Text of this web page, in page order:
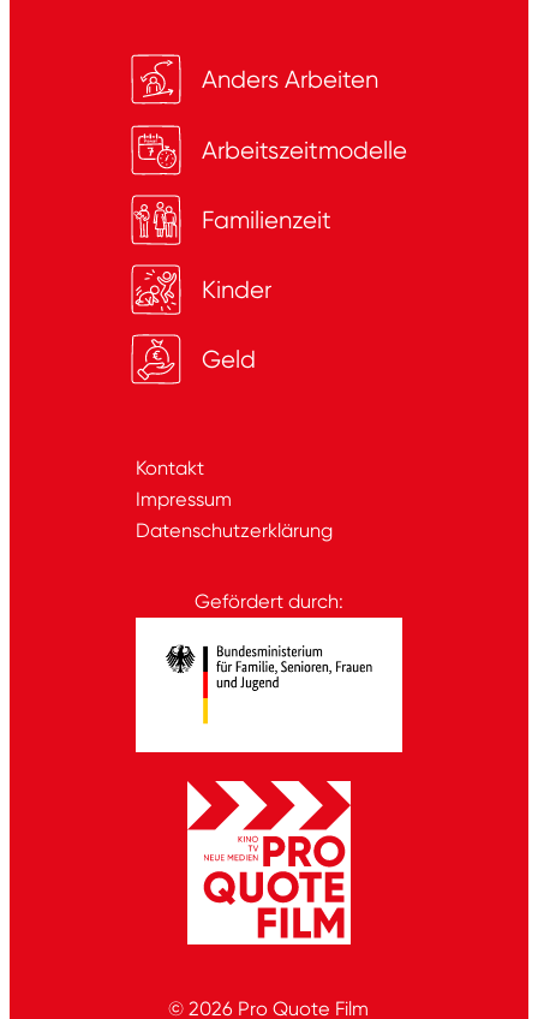
Anders Arbeiten
Arbeitszeitmodelle
Familienzeit
Kinder
Geld
Kontakt
Impressum
Datenschutzerklärung
Gefördert durch:
© 2026 Pro Quote Film